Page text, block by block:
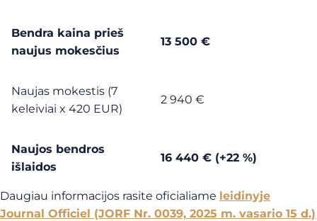
Bendra kaina prieš
naujus mokesčius
13 500 €
Naujas mokestis (7
keleiviai x 420 EUR)
2 940 €
Naujos bendros
išlaidos
16 440 € (+22 %)
Daugiau informacijos rasite oficialiame leidinyje
Journal Officiel (JORF Nr. 0039, 2025 m. vasario 15 d.)